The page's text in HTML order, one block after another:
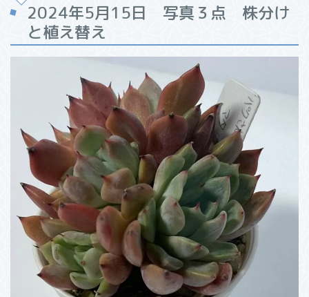
2024年5月15日 写真３点 株分け
と植え替え